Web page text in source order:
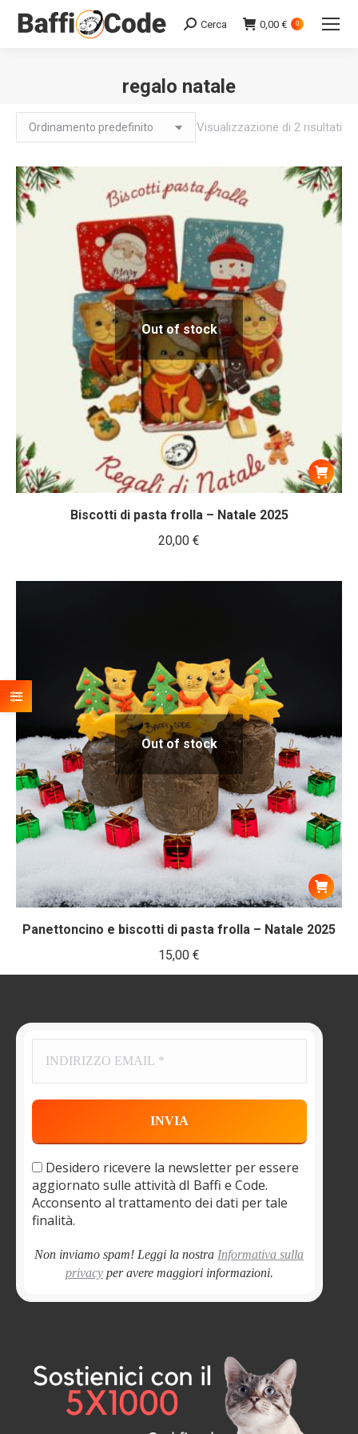
Search:
Cerca 0,00 € 0
regalo natale
Visualizzazione di 2 risultati
Out of stock
Biscotti di pasta frolla – Natale 2025
20,00 €
Out of stock
Panettoncino e biscotti di pasta frolla – Natale 2025
15,00 €
Desidero ricevere la newsletter per essere
aggiornato sulle attività dI Baffi e Code.
Acconsento al trattamento dei dati per tale
finalità.
Non inviamo spam! Leggi la nostra Informativa sulla
privacyper avere maggiori informazioni.